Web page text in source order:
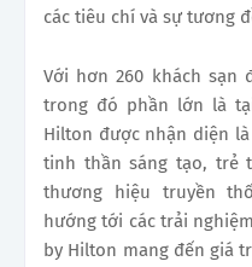
các tiêu chí và sự tương
Với hơn 260 khách sạn
trong đó phần lớn là
Hilton được nhận diện
tinh thần sáng tạo, trẻ
thương hiệu truyền
hướng tới các trải
by Hilton mang đến giá